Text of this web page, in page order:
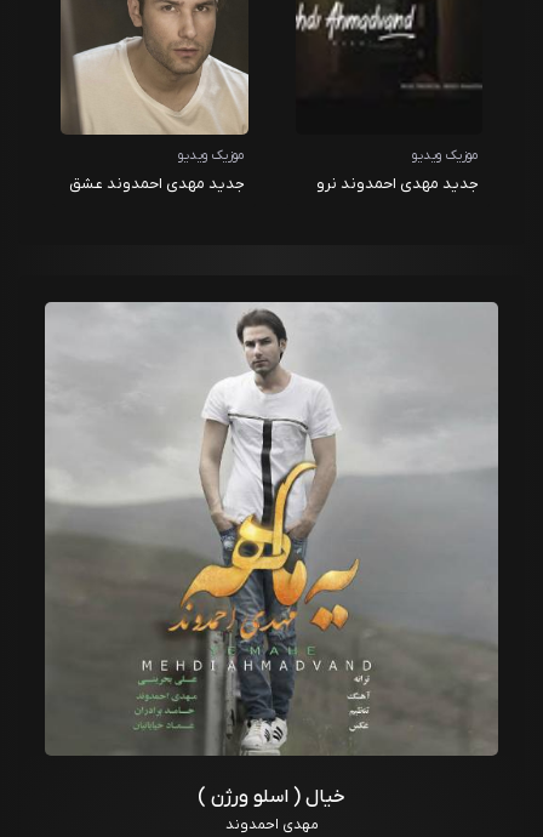
موزیک ویدیو
جدید مهدی احمدوند نرو
موزیک ویدیو
جدید مهدی احمدوند عشق
خیال ( اسلو ورژن )
مهدی احمدوند